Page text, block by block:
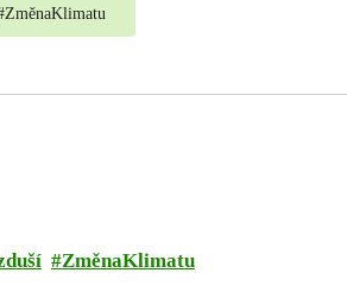
ZměnaKlimatu
ZměnaKlimatu